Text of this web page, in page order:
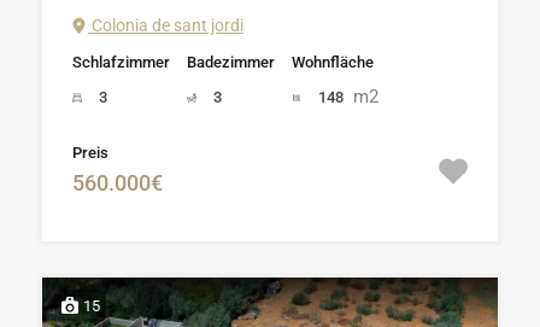
Colonia de sant jordi
Schlafzimmer
3
Badezimmer
3
Wohnfläche
148 m2
Preis
560.000€
15